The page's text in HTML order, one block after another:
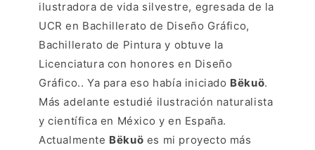
ilustradora de vida silvestre, egresada de la
UCR en Bachillerato de Diseño Gráfico,
Bachillerato de Pintura y obtuve la
Licenciatura con honores en Diseño
Gráfico.. Ya para eso había iniciado Bëkuö.
Más adelante estudié ilustración naturalista
y científica en México y en España.
Actualmente Bëkuö es mi proyecto más